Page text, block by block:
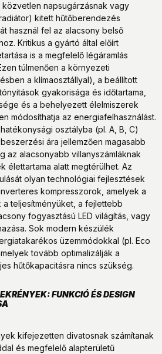
napsugárzásnak vagy
kitett hűtőberendezés
használ fel az alacsony belső
Kritikus a gyártó által előírt
is a megfelelő légáramlás
túlmenően a környezeti
a klímaosztállyal), a beállított
gyakorisága és időtartama,
és a behelyezett élelmiszerek
módosíthatja az energiafelhasználást.
osztályba (pl. A, B, C)
ára jellemzően magasabb
az alacsonyabb villanyszámláknak
élettartama alatt megtérülhet. Az
olyan technológiai fejlesztések
kompresszorok, amelyek a
teljesítményüket, a fejlettebb
fogyasztású LED világítás, vagy
Sok modern készülék
üzemmódokkal (pl. Eco
tovább optimalizálják a
hűtőkapacitásra nincs szükség.
FUNKCIÓ ÉS DESIGN
kifejezetten divatosnak számítanak
és megfelelő alapterületű